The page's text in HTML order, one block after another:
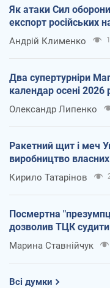
Як атаки Сил
експорт російських
Андрій Клименко
Два супертурніри
календар осені 2026
Олександр Липенко
Ракетний щит і меч
виробництво
Кирило Татарінов
Посмертна
дозволив ТЦК судити
Марина Ставнійчук
Всі думки